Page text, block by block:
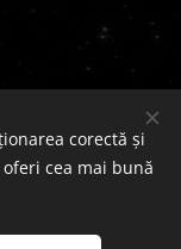
corectă și
cea mai bună